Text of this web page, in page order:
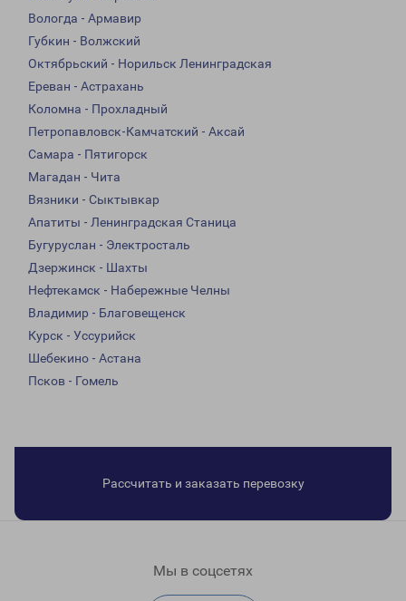
Вологда - Армавир
Губкин - Волжский
Октябрьский - Норильск Ленинградская
Ереван - Астрахань
Коломна - Прохладный
Петропавловск-Камчатский - Аксай
Самара - Пятигорск
Магадан - Чита
Вязники - Сыктывкар
Апатиты - Ленинградская Станица
Бугуруслан - Электросталь
Дзержинск - Шахты
Нефтекамск - Набережные Челны
Владимир - Благовещенск
Курск - Уссурийск
Шебекино - Астана
Псков - Гомель
Рассчитать и заказать перевозку
Мы в соцсетях